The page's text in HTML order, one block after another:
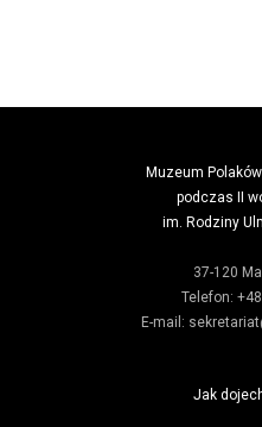
Muzeum
podczas II
im. Rodziny
37-120
Telefon:
E-mail:
Jak